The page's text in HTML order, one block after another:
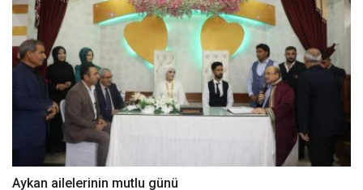
Aykan ailelerinin mutlu günü